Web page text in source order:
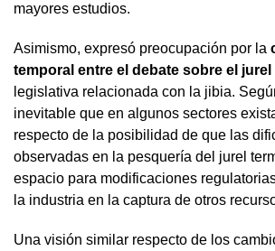
mayores estudios.
Asimismo, expresó preocupación por la
temporal entre el debate sobre el jurel
legislativa relacionada con la jibia.
inevitable que en algunos sectores
respecto de la posibilidad de que las
observadas en la pesquería del jurel
espacio para modificaciones
la industria en la captura de otros
Una visión similar respecto de los